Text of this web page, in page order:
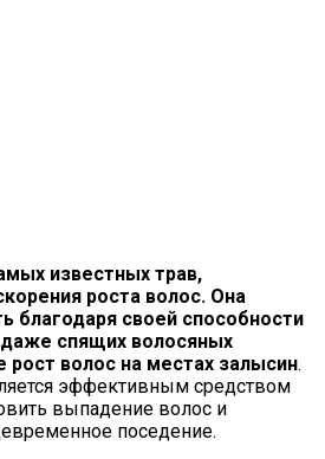
известных трав,
роста волос. Она
благодаря своей способности
спящих волосяных
волос на местах залысин.
эффективным средством
выпадение волос и
поседение.